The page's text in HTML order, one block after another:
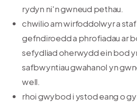
rydyn ni'n gwneud pethau.
chwilio am wirfoddolwyr a
gefndiroedd a phrofiadau ar
sefydliad oherwydd ein bod
safbwyntiau gwahanol yn
well.
rhoi gwybod i ystod eang o